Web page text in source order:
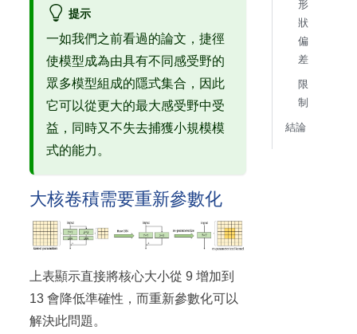
提示
一如我們之前看過的論文，捷徑
使模型成為由具有不同感受野的
眾多模型組成的隱式集合，因此
它可以從更大的最大感受野中受
益，同時又不失去捕獲小規模模
式的能力。
大核卷積需要重新參數化
上表顯示直接將核心大小從 9 增加到
13 會降低準確性，而重新參數化可以
解決此問題。
形
狀
偏
差
限
制
結論